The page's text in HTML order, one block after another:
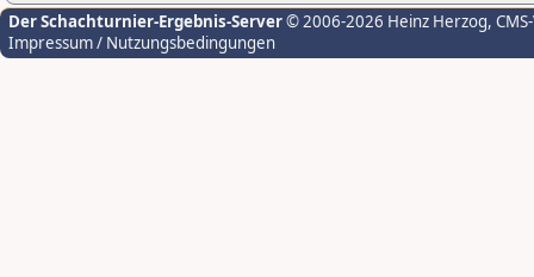
Der Schachturnier-Ergebnis-Server© 2006-2026 Heinz Herzog,
Impressum / Nutzungsbedingungen